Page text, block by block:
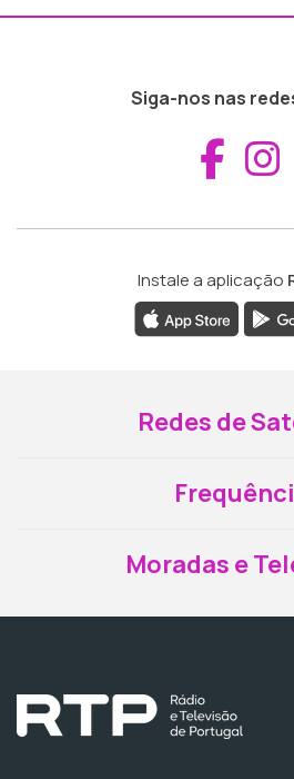
Siga-nos nas
Instale a aplicação
Redes de
Moradas e